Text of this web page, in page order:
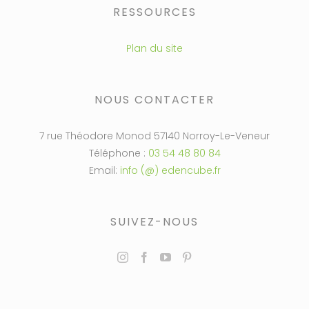
RESSOURCES
Plan du site
NOUS CONTACTER
7 rue Théodore Monod 57140 Norroy-Le-Veneur
Téléphone : 03 54 48 80 84
Email: info (@) edencube.fr
SUIVEZ-NOUS